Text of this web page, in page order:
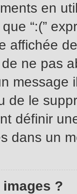
en
“:(”
affichée
ne pas
message
de le
définir
dans un
?